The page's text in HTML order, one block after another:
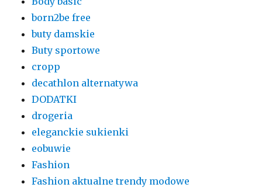
born2be free
buty damskie
Buty sportowe
cropp
decathlon alternatywa
DODATKI
drogeria
eleganckie sukienki
eobuwie
Fashion
Fashion aktualne trendy modowe